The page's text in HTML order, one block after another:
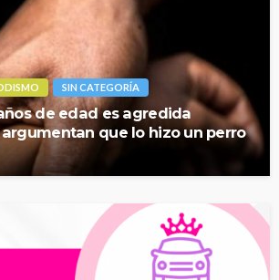
SIN CATEGORÍA
de edad es agredida
que lo hizo un perro